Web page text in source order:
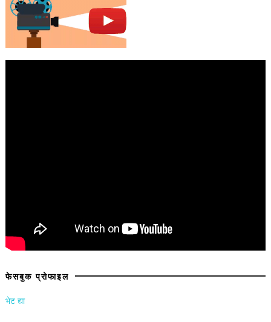
फेसबुक प्रोफाइल
भेट द्या